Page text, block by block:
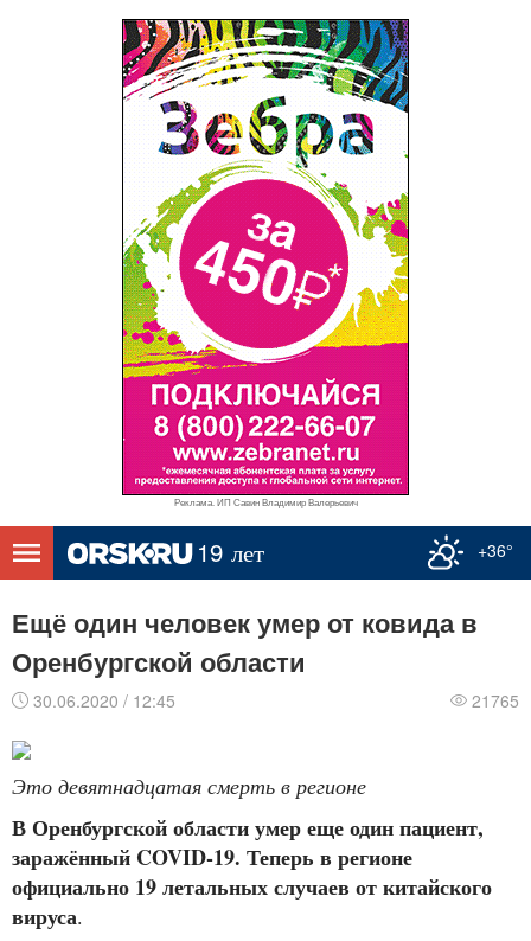
Реклама. ИП Савин Владимир Валерьевич
+36°
Ещё один человек умер от ковида в
Оренбургской области
30.06.2020 / 12:45 21765
Это девятнадцатая смерть в регионе
В Оренбургской области умер еще один пациент,
заражённый COVID-19. Теперь в регионе
официально 19 летальных случаев от китайского
вируса.